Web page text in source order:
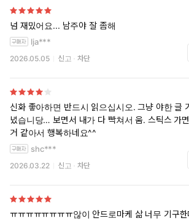
넘 재밌어요... 남주야 잘 좀해
lja***
2026.05.05 신고 차단
신화 좋아하면 반드시 읽으십시오. 그냥 야한 글
녔습니당… 보면서 내가 다 빡쳐서 움. 스틱스 가면 바로 헥토르한테 갈
거 같아서 행복하네요^^
shc***
2026.03.22 신고 차단
ㅠㅠㅠㅠㅠㅠㅠㅠ않이 안드로마케 삶 너무 기구